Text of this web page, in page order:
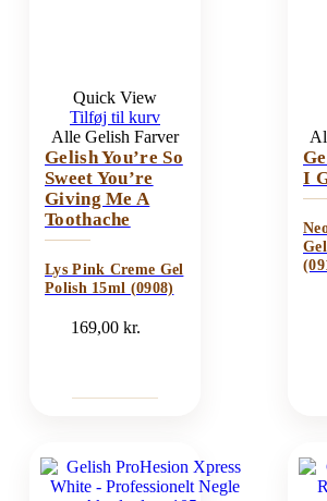
Quick View
Tilføj til kurv
Alle Gelish Farver
Gelish You’re So
Sweet You’re
Giving Me A
Toothache
Lys Pink Creme Gel
Polish 15ml (0908)
169,00kr.
I